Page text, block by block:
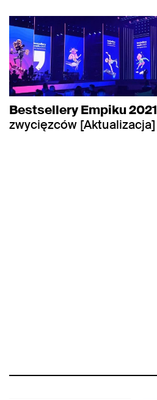
Bestsellery Empiku 2021
zwycięzców [Aktualizacja]